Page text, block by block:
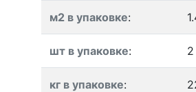
м2 в упаковке:
шт в упаковке: 2
кг в упаковке: